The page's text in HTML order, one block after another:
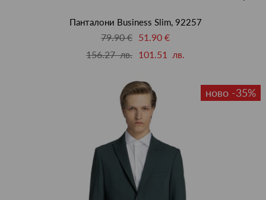
Панталони Business Slim, 92257
79.90 € 51.90 €
156.27 лв. 101.51 лв.
ново -35%